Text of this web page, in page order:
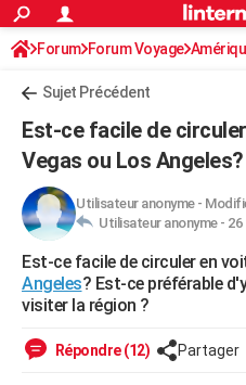
ACTUALITÉS
Politique
Société
Faits Divers
Education
Monde
Villes
+
Programme TV
TNTStreaming
Cinéma
Sorties cinéma
Musique
+FINANCE
Retraite
Impôts
Epargne
Immobilier
Risques naturels par ville
Banque
Assurance
Crédit
AUTO
Essais
Réserver un essai
Citadines
Berlines
SUV
Forum auto
HIGH-TECH
Mobiles
Meilleur smartphone
Internet
Ordinateurs
Jeux vidéo
Guide high-tech
+BRICOLAGE
WEEK-END
Forum Forum Voyage
Sujet Précédent
Est-ce facile de
Vegas ou Los Angeles?
Utilisateur anonyme-
Utilisateur anonyme - 26
Est-ce facile de circuler en
Angeles? Est-ce préférable
visiter la région ?
Répondre (12) Partager